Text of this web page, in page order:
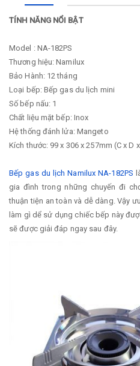
TÍNH NĂNG NỔI BẬT
Model : NA-182PS
Thương hiệu: Namilux
Bảo Hành: 12 tháng
Loại bếp: Bếp gas du lịch mini
Số bếp nấu: 1
Chất liệu mặt bếp: Inox
Hệ thống đánh lửa: Mangeto
Kích thước: 99 x 306 x 257mm (C x D
Bếp gas du lịch Namilux NA-182PS
gia đình trong những chuyến đi
thuận tiện an toàn và dễ dàng. Vậy
làm gì dể sử dụng chiếc bếp này
sẽ được giải đáp ngay sau đây.